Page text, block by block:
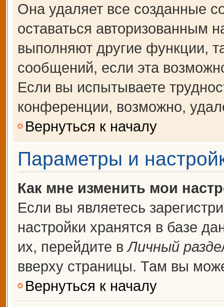
Она удаляет все созданные
оставаться авторизованным
выполняют другие функции,
сообщений, если эта
Если вы испытываете
конференции, возможно,
Вернуться к началу
Параметры и
Как мне изменить мои
Если вы являетесь
настройки хранятся в базе
их, перейдите вЛичный
вверху страницы. Там вы
Вернуться к началу